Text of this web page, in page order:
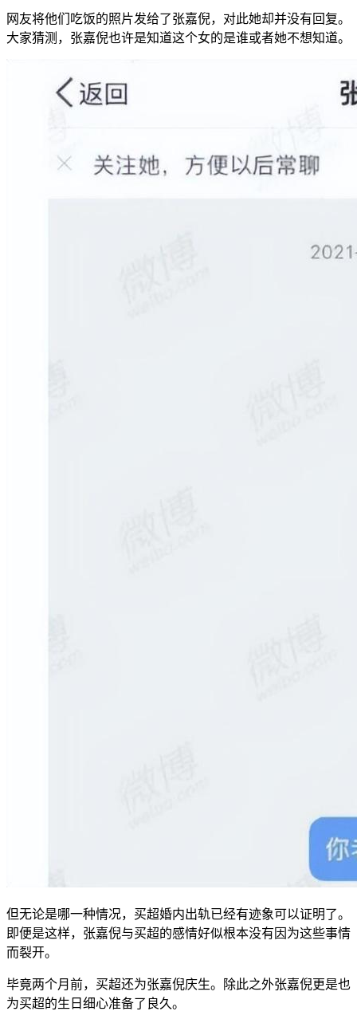
网友将他们吃饭的照片发给了张嘉倪，对此她却并没有回复。
大家猜测，张嘉倪也许是知道这个女的是谁或者她不想知道。
但无论是哪一种情况，买超婚内出轨已经有迹象可以证明了。
即便是这样，张嘉倪与买超的感情好似根本没有因为这些事情
而裂开。
毕竟两个月前，买超还为张嘉倪庆生。除此之外张嘉倪更是也
为买超的生日细心准备了良久。